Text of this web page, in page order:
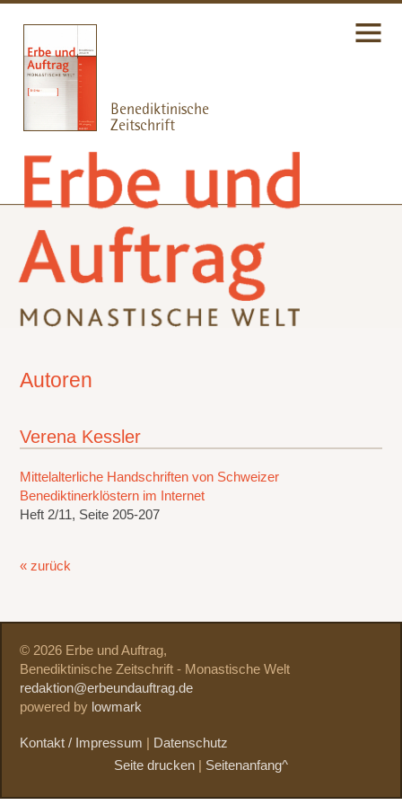
Autoren
Verena Kessler
Mittelalterliche Handschriften von Schweizer
Benediktinerklöstern im Internet
Heft 2/11, Seite 205-207
« zurück
© 2026 Erbe und Auftrag,
Benediktinische Zeitschrift - Monastische Welt
redaktion@erbeundauftrag.de
powered by lowmark
Kontakt / Impressum
Datenschutz
Seite drucken
Seitenanfang^